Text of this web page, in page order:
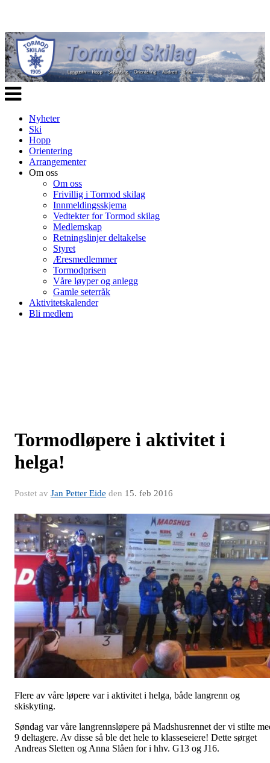
Veksle
navigasjon
Nyheter
Ski
Hopp
Orientering
Arrangementer
Om oss
Om oss
Frivillig i Tormod skilag
Innmeldingsskjema
Vedtekter for Tormod skilag
Medlemskap
Retningslinjer deltakelse
Styret
Æresmedlemmer
Tormodprisen
Våre løyper og anlegg
Gamle seterråk
Aktivitetskalender
Bli medlem
Tormodløpere i aktivitet i
helga!
Postet av Jan Petter Eide den 15. feb 2016
Flere av våre løpere var i aktivitet i helga, både langrenn og
skiskyting.
Søndag var våre langrennsløpere på Madshusrennet der vi stilte
9 deltagere. Av disse så ble det hele to klasseseiere! Dette sørget
Andreas Sletten og Anna Slåen for i hhv. G13 og J16.